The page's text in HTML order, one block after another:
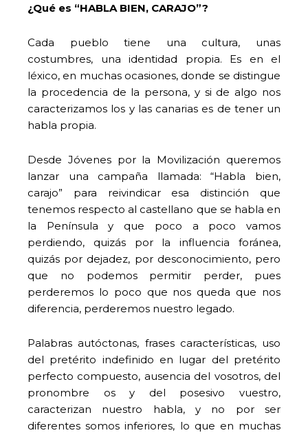
¿Qué es “HABLA BIEN, CARAJO”?
Cada pueblo tiene una cultura, unas
costumbres, una identidad propia. Es en el
léxico, en muchas ocasiones, donde se distingue
la procedencia de la persona, y si de algo nos
caracterizamos los y las canarias es de tener un
habla propia.
Desde Jóvenes por la Movilización queremos
lanzar una campaña llamada: “Habla bien,
carajo” para reivindicar esa distinción que
tenemos respecto al castellano que se habla en
la Península y que poco a poco vamos
perdiendo, quizás por la influencia foránea,
quizás por dejadez, por desconocimiento, pero
que no podemos permitir perder, pues
perderemos lo poco que nos queda que nos
diferencia, perderemos nuestro legado.
Palabras autóctonas, frases características, uso
del pretérito indefinido en lugar del pretérito
perfecto compuesto, ausencia del vosotros, del
pronombre os y del posesivo vuestro,
caracterizan nuestro habla, y no por ser
diferentes somos inferiores, lo que en muchas